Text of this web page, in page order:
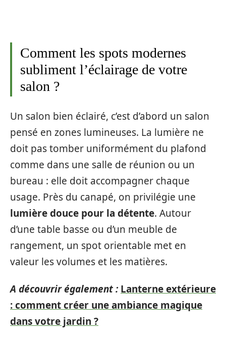
Comment les spots modernes
subliment l’éclairage de votre
salon ?
Un salon bien éclairé, c’est d’abord un salon
pensé en zones lumineuses. La lumière ne
doit pas tomber uniformément du plafond
comme dans une salle de réunion ou un
bureau : elle doit accompagner chaque
usage. Près du canapé, on privilégie une
lumière douce pour la détente. Autour
d’une table basse ou d’un meuble de
rangement, un spot orientable met en
valeur les volumes et les matières.
A découvrir également : Lanterne extérieure
: comment créer une ambiance magique
dans votre jardin ?